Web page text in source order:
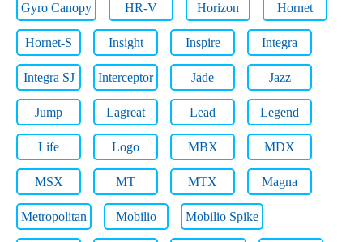
Gyro Canopy HR-V Horizon Hornet
Hornet-S Insight Inspire Integra
Integra SJ Interceptor Jade Jazz
Jump Lagreat Lead Legend
Life Logo MBX MDX
MSX MT MTX Magna
Metropolitan Mobilio Mobilio Spike